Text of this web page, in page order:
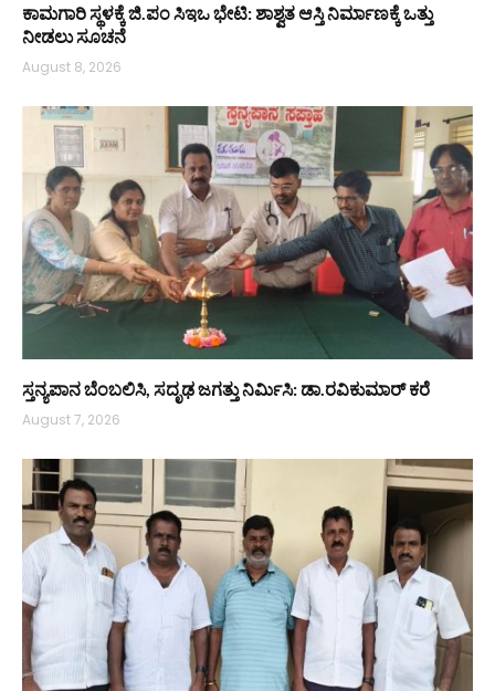
ಕಾಮಗಾರಿ ಸ್ಥಳಕ್ಕೆ ಜಿ.ಪಂ ಸಿಇಒ ಭೇಟಿ: ಶಾಶ್ವತ ಆಸ್ತಿ ನಿರ್ಮಾಣಕ್ಕೆ ಒತ್ತು
ನೀಡಲು ಸೂಚನೆ
August 8, 2026
ಸ್ತನ್ಯಪಾನ ಬೆಂಬಲಿಸಿ, ಸದೃಢ ಜಗತ್ತು ನಿರ್ಮಿಸಿ: ಡಾ.ರವಿಕುಮಾರ್ ಕರೆ
August 7, 2026